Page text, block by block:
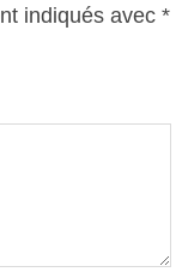
indiqués avec *